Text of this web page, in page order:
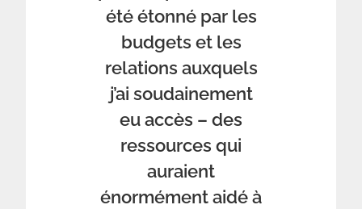
été étonné par les
budgets et les
relations auxquels
j’ai soudainement
eu accès – des
ressources qui
auraient
énormément aidé à